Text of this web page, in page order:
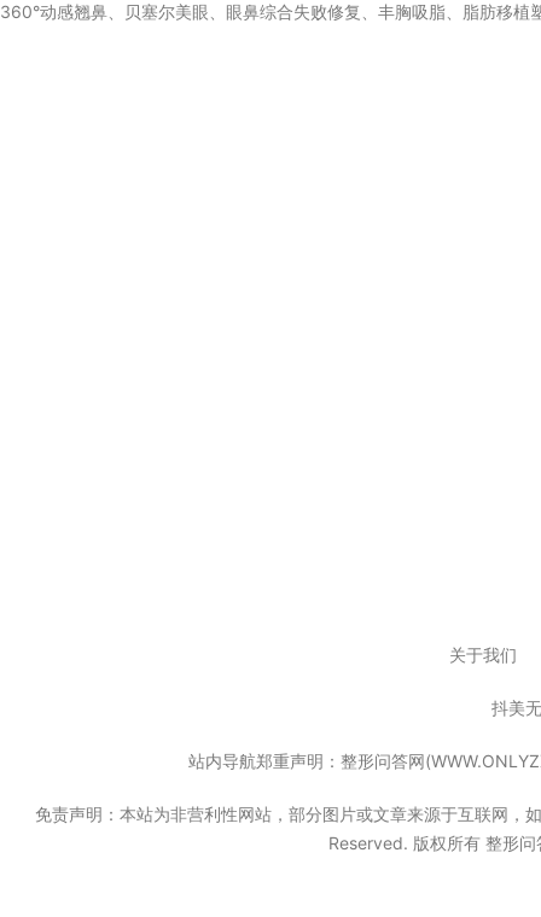
360°动感翘鼻、贝塞尔美眼、眼鼻综合失败修复、丰胸吸脂、脂肪移植
关于我们
抖美
站内导航郑重声明：整形问答网
免责声明：本站为非营利性网站，部分图片或文章来源于互联网，
Reserved. 版权所有 整形问